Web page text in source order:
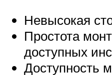
Невысокая
Простота
доступных
Доступность